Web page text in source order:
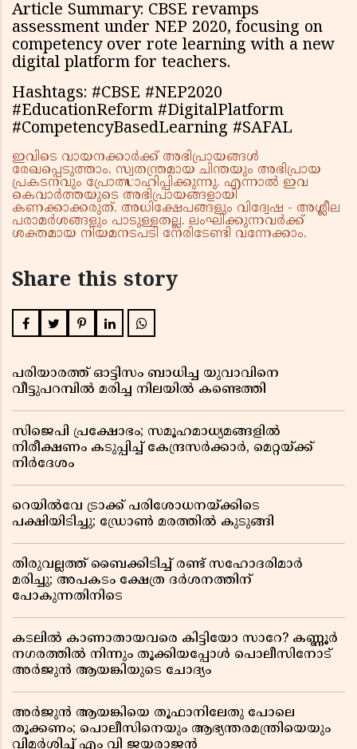
Article Summary: CBSE revamps
assessment under NEP 2020, focusing on
competency over rote learning with a new
digital platform for teachers.
Hashtags: #CBSE #NEP2020
#EducationReform #DigitalPlatform
#CompetencyBasedLearning #SAFAL
ഇവിടെ വായനക്കാർക്ക് അഭിപ്രായങ്ങൾ
രേഖപ്പെടുത്താം. സ്വതന്ത്രമായ ചിന്തയും അഭിപ്രായ
പ്രകടനവും പ്രോത്സാഹിപ്പിക്കുന്നു. എന്നാൽ ഇവ
കെവാർത്തയുടെ അഭിപ്രായങ്ങളായി
കണക്കാക്കരുത്. അധിക്ഷേപങ്ങളും വിദ്വേഷ - അശ്ലീല
പരാമർശങ്ങളും പാടുള്ളതല്ല. ലംഘിക്കുന്നവർക്ക്
ശക്തമായ നിയമനടപടി നേരിടേണ്ടി വന്നേക്കാം.
Share this story
പരിയാരത്ത് ഓട്ടിസം ബാധിച്ച യുവാവിനെ
വീട്ടുപറമ്പിൽ മരിച്ച നിലയിൽ കണ്ടെത്തി
സിജെപി പ്രക്ഷോഭം; സമൂഹമാധ്യമങ്ങളിൽ
നിരീക്ഷണം കടുപ്പിച്ച് കേന്ദ്രസർക്കാർ, മെറ്റയ്ക്ക്
നിർദേശം
റെയിൽവേ ട്രാക്ക് പരിശോധനയ്ക്കിടെ
പക്ഷിയിടിച്ചു; ഡ്രോൺ മരത്തിൽ കുടുങ്ങി
തിരുവല്ലത്ത് ബൈക്കിടിച്ച് രണ്ട് സഹോദരിമാർ
മരിച്ചു; അപകടം ക്ഷേത്ര ദർശനത്തിന്
പോകുന്നതിനിടെ
കടലിൽ കാണാതായവരെ കിട്ടിയോ സാറേ? കണ്ണൂർ
നഗരത്തിൽ നിന്നും തൂക്കിയപ്പോൾ പൊലീസിനോട്
അർജുൻ ആയങ്കിയുടെ ചോദ്യം
അർജുൻ ആയങ്കിയെ തൂഫാനിലേതു പോലെ
തൂക്കണം; പൊലീസിനെയും ആഭ്യന്തരമന്ത്രിയെയും
വിമർശിച്ച് എം വി ജയരാജൻ